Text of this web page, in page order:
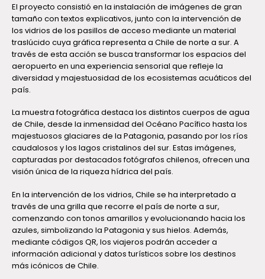
El proyecto consistió en la instalación de imágenes de gran
tamaño con textos explicativos, junto con la intervención de
los vidrios de los pasillos de acceso mediante un material
traslúcido cuya gráfica representa a Chile de norte a sur. A
través de esta acción se busca transformar los espacios del
aeropuerto en una experiencia sensorial que refleje la
diversidad y majestuosidad de los ecosistemas acuáticos del
país.
La muestra fotográfica destaca los distintos cuerpos de agua
de Chile, desde la inmensidad del Océano Pacífico hasta los
majestuosos glaciares de la Patagonia, pasando por los ríos
caudalosos y los lagos cristalinos del sur. Estas imágenes,
capturadas por destacados fotógrafos chilenos, ofrecen una
visión única de la riqueza hídrica del país.
En la intervención de los vidrios, Chile se ha interpretado a
través de una grilla que recorre el país de norte a sur,
comenzando con tonos amarillos y evolucionando hacia los
azules, simbolizando la Patagonia y sus hielos. Además,
mediante códigos QR, los viajeros podrán acceder a
información adicional y datos turísticos sobre los destinos
más icónicos de Chile.